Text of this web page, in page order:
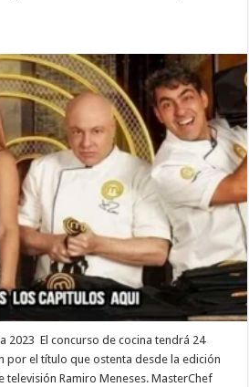
2023 El concurso de cocina tendrá 24
por el título que ostenta desde la edición
Ramiro Meneses. MasterChef